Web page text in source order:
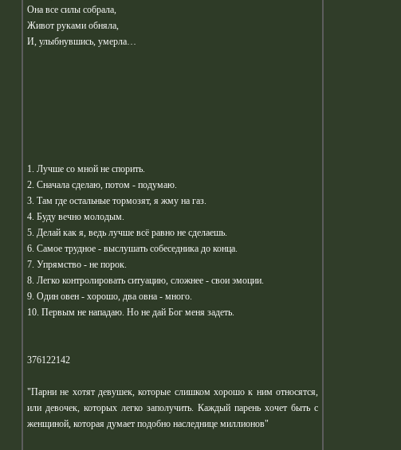
Она все силы собрала,
Живот руками обняла,
И, улыбнувшись, умерла…
1. Лучше со мной не спорить.
2. Сначала сделаю, потом - подумаю.
3. Там где остальные тормозят, я жму на газ.
4. Буду вечно молодым.
5. Делай как я, ведь лучше всё равно не сделаешь.
6. Самое трудное - выслушать собеседника до конца.
7. Упрямство - не порок.
8. Легко контролировать ситуацию, сложнее - свои эмоции.
9. Один овен - хорошо, два овна - много.
10. Первым не нападаю. Но не дай Бог меня задеть.
376122142
"Парни не хотят девушек, которые слишком хорошо к ним относятся,
или девочек, которых легко заполучить. Каждый парень хочет быть с
женщиной, которая думает подобно наследнице миллионов"